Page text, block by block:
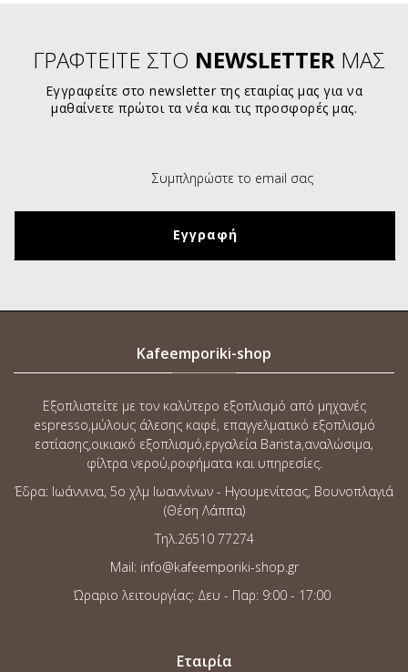
ΓΡΑΦΤΕΙΤΕ ΣΤΟ NEWSLETTERΜΑΣ
Εγγραφείτε στο newsletter της εταιρίας μας για να
μαθαίνετε πρώτοι τα νέα και τις προσφορές μας.
Kafeemporiki-shop
Εξοπλιστείτε με τον καλύτερο εξοπλισμό από μηχανές
espresso,μύλους άλεσης καφέ, επαγγελματικό εξοπλισμό
εστίασης,οικιακό εξοπλισμό,εργαλεία Barista,αναλώσιμα,
φίλτρα νερού,ροφήματα και υπηρεσίες.
Έδρα: Ιωάννινα, 5o χλμ Ιωαννίνων - Ηγουμενίτσας, Βουνοπλαγιά
(Θέση Λάππα)
Τηλ.26510 77274
Mail: info@kafeemporiki-shop.gr
Ώραριο λειτουργίας: Δευ - Παρ: 9:00 - 17:00
Εταιρία